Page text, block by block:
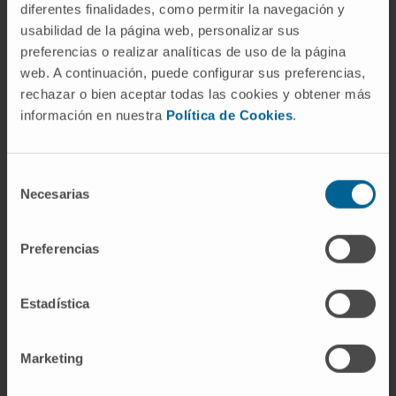
diferentes finalidades, como permitir la navegación y
usabilidad de la página web, personalizar sus
preferencias o realizar analíticas de uso de la página
web. A continuación, puede configurar sus preferencias,
rechazar o bien aceptar todas las cookies y obtener más
información en nuestra Política de Cookies.
Necesarias
Preferencias
Estadística
Marketing
¿De dónde viene la palabra
antálgica?
Del griego ἀντί (antí, «contra») y ἄλγος (álgos,
«dolor»). La palabra significa «que combate el
dolor». Se usa como adjetivo aplicado tanto a
el dolor (sentido semiológico).
¿Es lo mismo actitud antálgica que
posición antálgica?
términos se usan como sinónimos. Algunos
descripción neutra y «actitud» para la postura